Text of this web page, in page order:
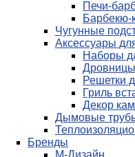
Печи-
Барбекю-
Чугунные
Аксессуары
Наборы
Дровницы
Решетки
Гриль
Декор
Дымовые
Бренды
М-Дизайн